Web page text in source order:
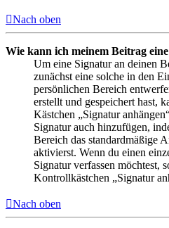
Nach oben
Wie kann ich meinem Beitrag
Um eine Signatur an deinen
zunächst eine solche in den
persönlichen Bereich
erstellt und gespeichert hast,
Kästchen „Signatur
Signatur auch hinzufügen,
Bereich das standardmäßige
aktivierst. Wenn du einen
Signatur verfassen möchtest,
Kontrollkästchen „Signatur
Nach oben